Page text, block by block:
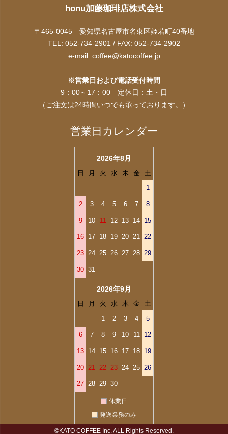
honu加藤珈琲店株式会社
〒465-0045 愛知県名古屋市名東区姫若町40番地
TEL: 052-734-2901 / FAX: 052-734-2902
e-mail: coffee@katocoffee.jp
※営業日および電話受付時間
9：00～17：00 定休日：土・日
（ご注文は24時間いつでも承っております。）
営業日カレンダー
2026年8月
日 月 火 水 木 金
土
1
2 3 4 5 6 7 8
9 10 11 12 13 14 15
16 17 18 19 20 21 22
23 24 25 26 27 28 29
30 31
2026年9月
日 月 火 水 木 金
土
1
2 3 4 5
6 7 8 9 10 11 12
13 14 15 16 17 18 19
20 21 22 23 24 25 26
27 28 29 30
休業日
発送業務のみ
©KATO COFFEE Inc. ALL Rights Reserved.